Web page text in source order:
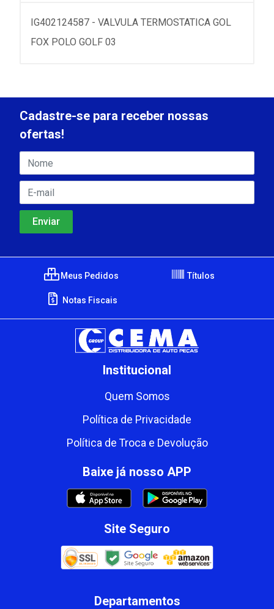
IG402124587 - VALVULA TERMOSTATICA GOL
FOX POLO GOLF 03
Cadastre-se para receber nossas
ofertas!
Meus Pedidos Títulos
Notas Fiscais
Institucional
Quem Somos
Política de Privacidade
Política de Troca e Devolução
Baixe já nosso APP
Site Seguro
Departamentos